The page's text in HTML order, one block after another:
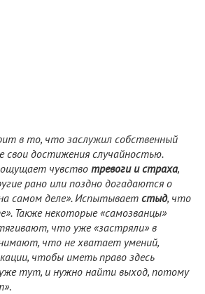
в то, что заслужил собственный
свои достижения случайностью.
ощущает чувство тревоги и страха,
рано или поздно догадаются о
самом деле». Испытывает стыд, что
Также некоторые «самозванцы»
что уже «застряли» в
что не хватает умений,
чтобы иметь право здесь
тут, и нужно найти выход, потому
.